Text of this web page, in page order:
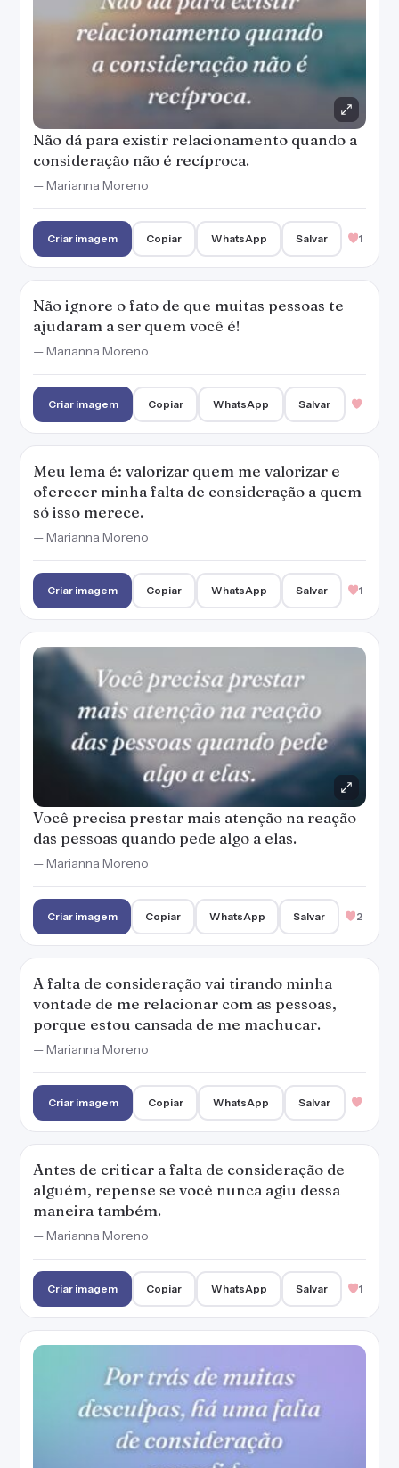
Não dá para existir relacionamento quando a
consideração não é recíproca.
— Marianna Moreno
Criar imagem Copiar WhatsApp Salvar 1
Não ignore o fato de que muitas pessoas te
ajudaram a ser quem você é!
— Marianna Moreno
Criar imagem Copiar WhatsApp Salvar
Meu lema é: valorizar quem me valorizar e
oferecer minha falta de consideração a quem
só isso merece.
— Marianna Moreno
Criar imagem Copiar WhatsApp Salvar 1
Você precisa prestar mais atenção na reação
das pessoas quando pede algo a elas.
— Marianna Moreno
Criar imagem Copiar WhatsApp Salvar 2
A falta de consideração vai tirando minha
vontade de me relacionar com as pessoas,
porque estou cansada de me machucar.
— Marianna Moreno
Criar imagem Copiar WhatsApp Salvar
Antes de criticar a falta de consideração de
alguém, repense se você nunca agiu dessa
maneira também.
— Marianna Moreno
Criar imagem Copiar WhatsApp Salvar 1